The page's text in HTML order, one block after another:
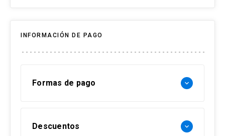
Recuperado
4. Matus, Ch. Zúñiga-Becerra, P. & Pérez-
INFORMACIÓN DE PAGO
Formas de pago keyboard_arrow_down
Descuentos keyboard_arrow_down